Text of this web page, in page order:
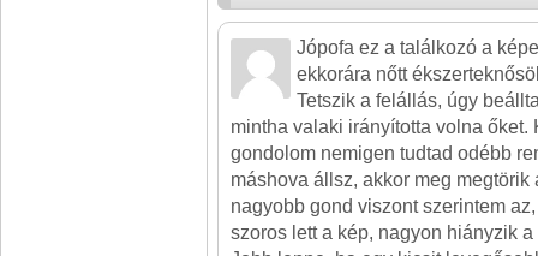
Jópofa ez a találkozó a
ekkorára nőtt
Tetszik a felállás, úgy
mintha valaki irányította volna őket.
gondolom nemigen tudtad odébb
máshova állsz, akkor meg megtörik
nagyobb gond viszont szerintem
szoros lett a kép, nagyon hiányzik